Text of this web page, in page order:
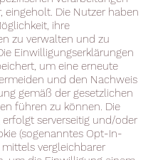
eingeholt. Die Nutzer haben
ihre
zu verwalten und zu
Einwilligungserklärungen
um eine erneute
und den Nachweis
gemäß der gesetzlichen
führen zu können. Die
serverseitig und/oder
(sogenanntes Opt-In-
mittels vergleichbarer